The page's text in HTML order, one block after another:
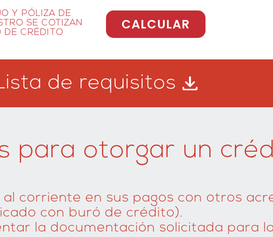
Y PÓLIZA DE
SE COTIZAN
DE CRÉDITO
CALCULAR
de requisitos
para otorgar un
al corriente en sus pagos con otros
con buró de crédito).
la documentación solicitada para